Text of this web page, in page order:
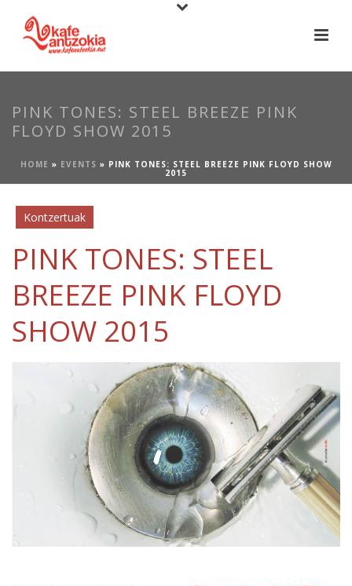
PINK TONES: STEEL BREEZE PINK
FLOYD SHOW 2015
HOME » EVENTS » PINK TONES: STEEL BREEZE PINK FLOYD SHOW
2015
Kontzertuak
PINK TONES: STEEL
BREEZE PINK FLOYD
SHOW 2015